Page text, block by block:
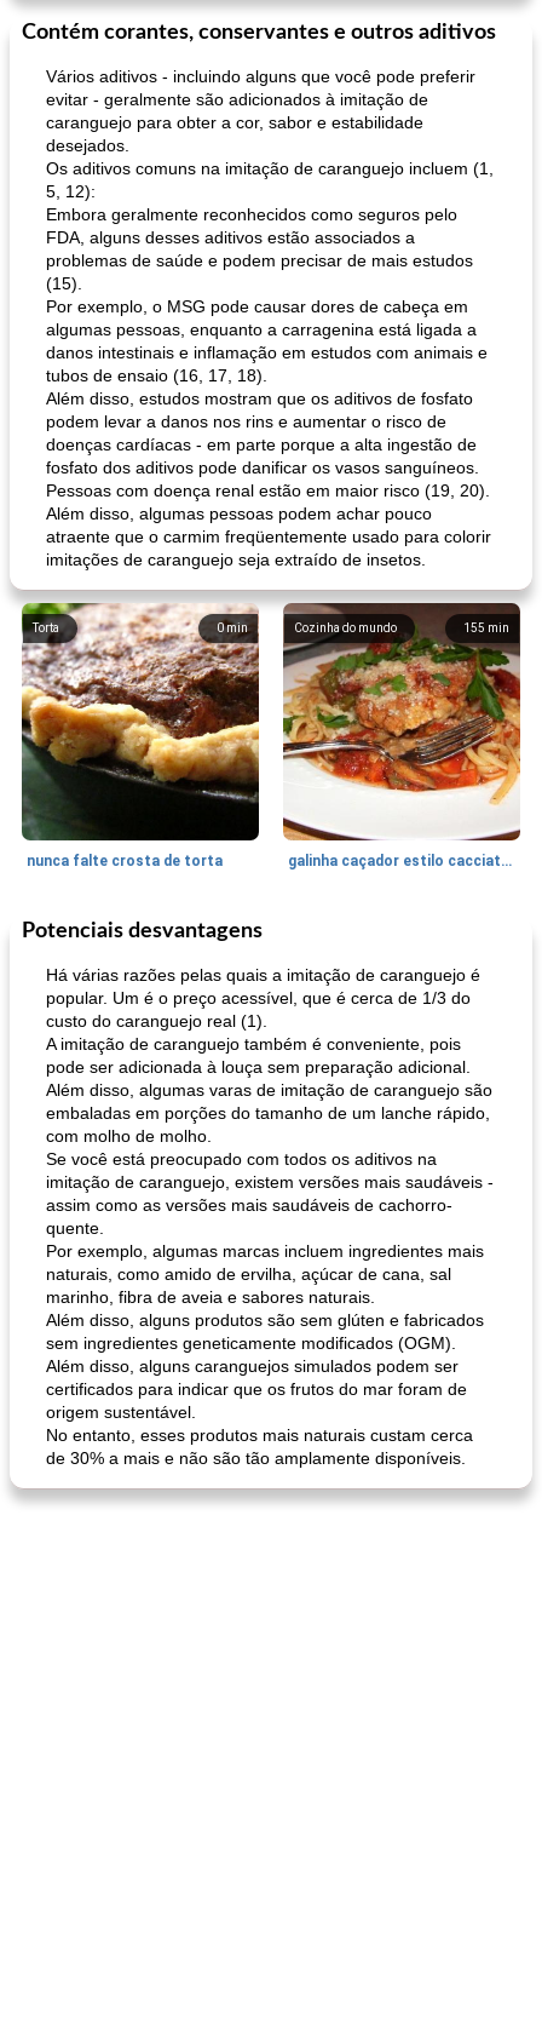
Contém corantes, conservantes e outros aditivos
Vários aditivos - incluindo alguns que você pode preferir
evitar - geralmente são adicionados à imitação de
caranguejo para obter a cor, sabor e estabilidade
desejados.
Os aditivos comuns na imitação de caranguejo incluem (1,
5, 12):
Embora geralmente reconhecidos como seguros pelo
FDA, alguns desses aditivos estão associados a
problemas de saúde e podem precisar de mais estudos
(15).
Por exemplo, o MSG pode causar dores de cabeça em
algumas pessoas, enquanto a carragenina está ligada a
danos intestinais e inflamação em estudos com animais e
tubos de ensaio (16, 17, 18).
Além disso, estudos mostram que os aditivos de fosfato
podem levar a danos nos rins e aumentar o risco de
doenças cardíacas - em parte porque a alta ingestão de
fosfato dos aditivos pode danificar os vasos sanguíneos.
Pessoas com doença renal estão em maior risco (19, 20).
Além disso, algumas pessoas podem achar pouco
atraente que o carmim freqüentemente usado para colorir
imitações de caranguejo seja extraído de insetos.
0min
Torta
nunca falte crosta de torta
155 min
Cozinha do mundo
galinha caçador estilo cacciatore
1470min
Feriados e Eventos
queijo festivo mergulho 'slaw' perfurador de romã temperada
Potenciais desvantagens
Há várias razões pelas quais a imitação de caranguejo é
popular. Um é o preço acessível, que é cerca de 1/3 do
custo do caranguejo real (1).
A imitação de caranguejo também é conveniente, pois
pode ser adicionada à louça sem preparação adicional.
Além disso, algumas varas de imitação de caranguejo são
embaladas em porções do tamanho de um lanche rápido,
com molho de molho.
Se você está preocupado com todos os aditivos na
imitação de caranguejo, existem versões mais saudáveis ​​-
assim como as versões mais saudáveis ​​de cachorro-
quente.
Por exemplo, algumas marcas incluem ingredientes mais
naturais, como amido de ervilha, açúcar de cana, sal
marinho, fibra de aveia e sabores naturais.
Além disso, alguns produtos são sem glúten e fabricados
sem ingredientes geneticamente modificados (OGM).
Além disso, alguns caranguejos simulados podem ser
certificados para indicar que os frutos do mar foram de
origem sustentável.
No entanto, esses produtos mais naturais custam cerca
de 30% a mais e não são tão amplamente disponíveis.